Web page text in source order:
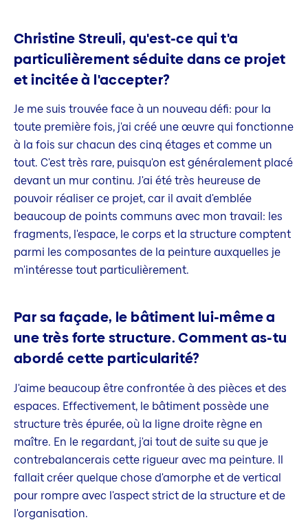
Christine Streuli, qu'est-ce qui t'a
particulièrement séduite dans ce projet
et incitée à l'accepter?
Je me suis trouvée face à un nouveau défi: pour la
toute première fois, j'ai créé une œuvre qui fonctionne
à la fois sur chacun des cinq étages et comme un
tout. C'est très rare, puisqu'on est généralement placé
devant un mur continu. J'ai été très heureuse de
pouvoir réaliser ce projet, car il avait d'emblée
beaucoup de points communs avec mon travail: les
fragments, l'espace, le corps et la structure comptent
parmi les composantes de la peinture auxquelles je
m'intéresse tout particulièrement.
Par sa façade, le bâtiment lui-même a
une très forte structure. Comment as-tu
abordé cette particularité?
J'aime beaucoup être confrontée à des pièces et des
espaces. Effectivement, le bâtiment possède une
structure très épurée, où la ligne droite règne en
maître. En le regardant, j'ai tout de suite su que je
contrebalancerais cette rigueur avec ma peinture. Il
fallait créer quelque chose d'amorphe et de vertical
pour rompre avec l'aspect strict de la structure et de
l'organisation.